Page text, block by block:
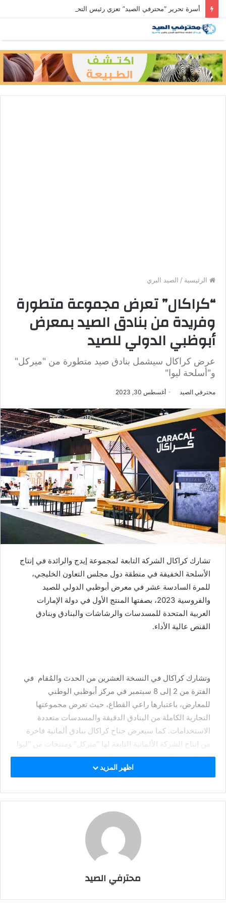
الرئيسية / الصيد البري
“كراكال” تعرض مجموعة متطورة
وفريدة من بنادق الصيد بمعرض
أبوظبي الدولي للصيد
عرض كراكال سيشمل بنادق صيد متطورة من "ميركل"
و"أسلحة ليوا"
محترفي الصيد أغسطس 30, 2023
تشارك كراكال الشركة التابعة لمجموعة إيدج والرائدة في إنتاج
الأسلحة الخفيفة في منطقة دول مجلس التعاون الخليجي،
للمرة السادسة عشر في معرض أبوظبي الدولي للصيد
والفروسية 2023، بصفتها المنتج الأول في دولة الإمارات
العربية المتحدة للمسدسات والرشاشات والبنادق وبنادق
القنص عالية الأداء.
وتشارك كراكال في النسخة العشرين من الحدث والمُقام في
الفترة من 2 إلى 8 سبتمبر في مركز أبوظبي الوطني
للمعارض، باعتبارها راعي القطاع، حيث تعرض مجموعتها
التجارية الكاملة من البنادق الدقيقة والمسدسات متعددة
الاستخدامات. كما سيعرض جناح كراكال بنادق ألمانية فاخرة
من إنتاج الشركة الألمانية التابعة لها “ميركل” ومنتجات من “ليوا
آرمز” ومنتجات من لهب للذخائر الخفيفة.
“كراكال” تحتفل بالإرث
الفريد لدولة الإمارات
من خلال طرح
مسدسات وبنادق صيد
فريدة من نوعها
اظهر المزيد
محترفي الصيد